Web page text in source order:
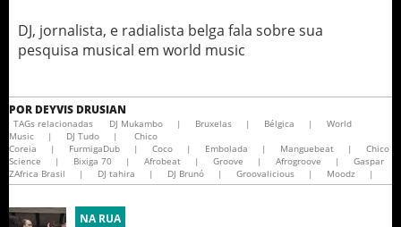
DJ, jornalista, e radialista belga fala sobre sua
pesquisa musical em world music
POR DEYVIS DRUSIAN
TAGs relacionadas DJ Mukambo | Bruxelas | Bélgica |
World
Music
| DJ Tudo |
Chico
Coreia
| FurmigaDub | Coco | Embolada | Manguebeat |
Chico
Science
| Bixiga 70 | Afrobeat | Groove | Afrogroove |
Gaspar
ZAfrica Brasil
| DJ tahira | DJ Brunó | Groovalicious | Moodz |
NA RUA